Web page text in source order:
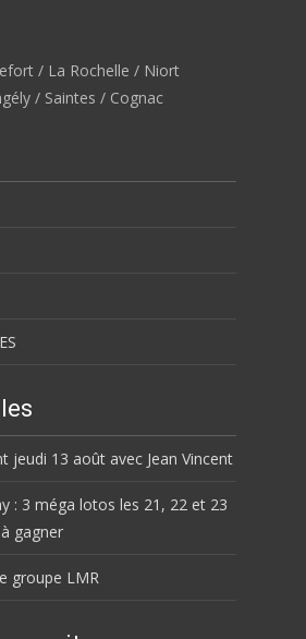
/ La Rochelle / Niort
/ Saintes / Cognac
jeudi 13 août avec Jean Vincent
: 3 méga lotos les 21, 22 et 23
gagner
groupe LMR